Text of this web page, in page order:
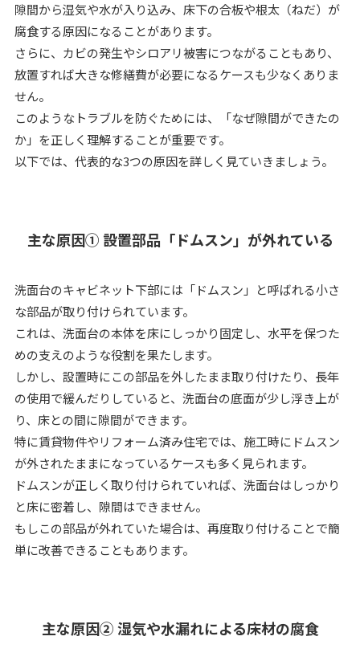
隙間から湿気や水が入り込み、床下の合板や根太（ねだ）が
腐食する原因になることがあります。
さらに、カビの発生やシロアリ被害につながることもあり、
放置すれば大きな修繕費が必要になるケースも少なくありま
せん。
このようなトラブルを防ぐためには、「なぜ隙間ができたの
か」を正しく理解することが重要です。
以下では、代表的な3つの原因を詳しく見ていきましょう。
主な原因① 設置部品「ドムスン」が外れている
洗面台のキャビネット下部には「ドムスン」と呼ばれる小さ
な部品が取り付けられています。
これは、洗面台の本体を床にしっかり固定し、水平を保つた
めの支えのような役割を果たします。
しかし、設置時にこの部品を外したまま取り付けたり、長年
の使用で緩んだりしていると、洗面台の底面が少し浮き上が
り、床との間に隙間ができます。
特に賃貸物件やリフォーム済み住宅では、施工時にドムスン
が外されたままになっているケースも多く見られます。
ドムスンが正しく取り付けられていれば、洗面台はしっかり
と床に密着し、隙間はできません。
もしこの部品が外れていた場合は、再度取り付けることで簡
単に改善できることもあります。
主な原因② 湿気や水漏れによる床材の腐食